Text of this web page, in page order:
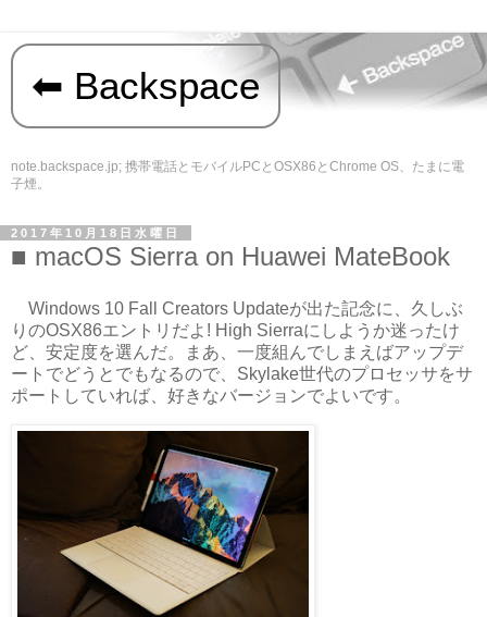
Backspace
note.backspace.jp; 携帯電話とモバイルPCとOSX86とChrome OS、たまに電
子煙。
2017年10月18日水曜日
macOS Sierra on Huawei MateBook
Windows 10 Fall Creators Updateが出た記念に、久しぶ
りのOSX86エントリだよ! High Sierraにしようか迷ったけ
ど、安定度を選んだ。まあ、一度組んでしまえばアップデ
ートでどうとでもなるので、Skylake世代のプロセッサをサ
ポートしていれば、好きなバージョンでよいです。